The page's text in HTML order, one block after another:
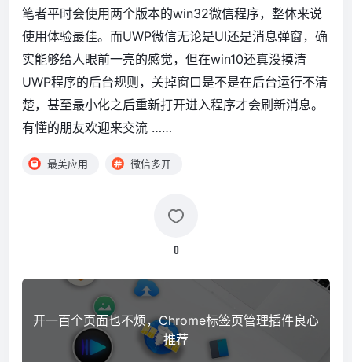
笔者平时会使用两个版本的win32微信程序，整体来说
使用体验最佳。而UWP微信无论是UI还是消息弹窗，确
实能够给人眼前一亮的感觉，但在win10还真没摸清
UWP程序的后台规则，关掉窗口是不是在后台运行不清
楚，甚至最小化之后重新打开进入程序才会刷新消息。
有懂的朋友欢迎来交流 ……
最美应用 微信多开
0
开一百个页面也不烦，Chrome标签页管理插件良心
推荐